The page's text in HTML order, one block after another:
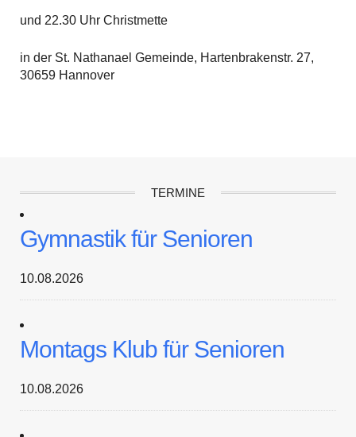
und 22.30 Uhr Christmette
in der St. Nathanael Gemeinde, Hartenbrakenstr. 27,
30659 Hannover
TERMINE
Gymnastik für Senioren
10.08.2026
Montags Klub für Senioren
10.08.2026